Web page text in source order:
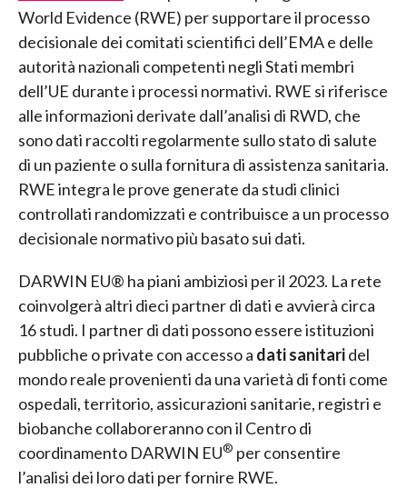
World Evidence (RWE) per supportare il processo
decisionale dei comitati scientifici dell’EMA e delle
autorità nazionali competenti negli Stati membri
dell’UE durante i processi normativi. RWE si riferisce
alle informazioni derivate dall’analisi di RWD, che
sono dati raccolti regolarmente sullo stato di salute
di un paziente o sulla fornitura di assistenza sanitaria.
RWE integra le prove generate da studi clinici
controllati randomizzati e contribuisce a un processo
decisionale normativo più basato sui dati.
DARWIN EU® ha piani ambiziosi per il 2023. La rete
coinvolgerà altri dieci partner di dati e avvierà circa
16 studi. I partner di dati possono essere istituzioni
pubbliche o private con accesso a dati sanitaridel
mondo reale provenienti da una varietà di fonti come
ospedali, territorio, assicurazioni sanitarie, registri e
biobanche collaboreranno con il Centro di
coordinamento DARWIN EU® per consentire
l’analisi dei loro dati per fornire RWE.